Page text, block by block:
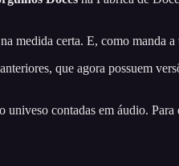
medida certa. E, como manda
que agora possuem
univeso contadas em áudio.